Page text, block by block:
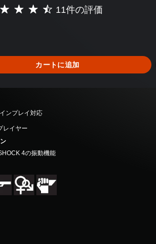
11件の評価
カートに追加
ンプレイ対応
レイヤー
4の振動機能